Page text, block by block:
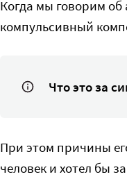
Когда мы говорим
компульсивный
Что это за
При этом причины
человек и хотел бы